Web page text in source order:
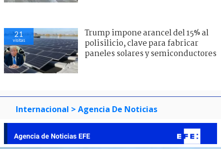
21
visitas
Trump impone arancel del 15% al
polisilicio, clave para fabricar
paneles solares y semiconductores
Internacional > Agencia De Noticias